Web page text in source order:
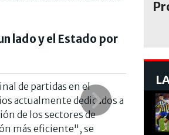
lado y el Estado por
de partidas en el
actualmente dedicados a
de los sectores de
más eficiente", se